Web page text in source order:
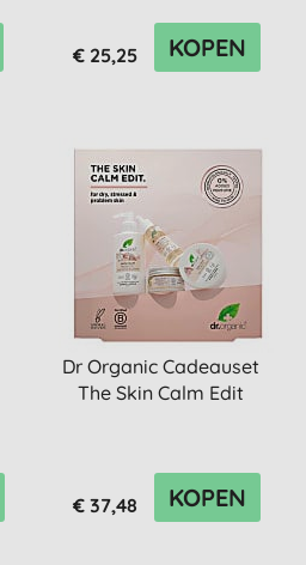
€ 25,25 KOPEN
Dr Organic Cadeauset
The Skin Calm Edit
€ 37,48 KOPEN